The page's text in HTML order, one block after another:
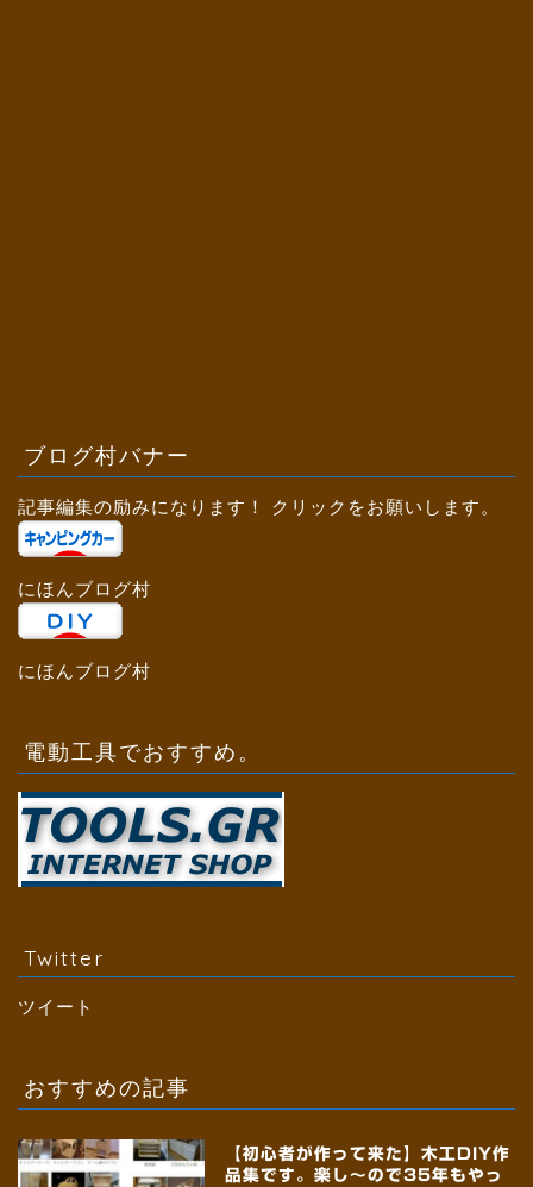
ブログ村バナー
記事編集の励みになります！ クリックをお願いします。
にほんブログ村
にほんブログ村
電動工具でおすすめ。
Twitter
ツイート
おすすめの記事
【初心者が作って来た】木工DIY作
品集です。楽し～ので35年もやっ